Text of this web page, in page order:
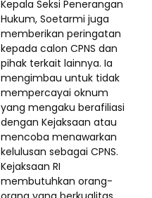
Kepala Seksi Penerangan
Hukum, Soetarmi juga
memberikan peringatan
kepada calon CPNS dan
pihak terkait lainnya. Ia
mengimbau untuk tidak
mempercayai oknum
yang mengaku berafiliasi
dengan Kejaksaan atau
mencoba menawarkan
kelulusan sebagai CPNS.
Kejaksaan RI
membutuhkan orang-